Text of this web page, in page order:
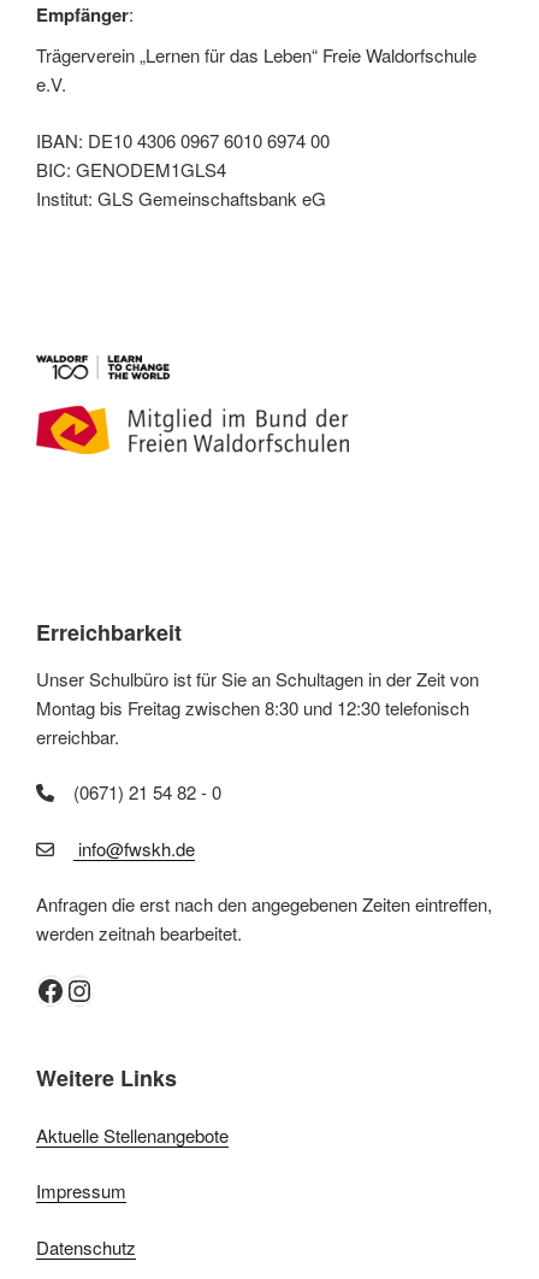
Empfänger:
Trägerverein „Lernen für das Leben“ Freie Waldorfschule
e.V.
IBAN: DE10 4306 0967 6010 6974 00
BIC: GENODEM1GLS4
Institut: GLS Gemeinschaftsbank eG
Erreichbarkeit
Unser Schulbüro ist für Sie an Schultagen in der Zeit von
Montag bis Freitag zwischen 8:30 und 12:30 telefonisch
erreichbar.
(0671) 21 54 82 - 0
info@fwskh.de
Anfragen die erst nach den angegebenen Zeiten eintreffen,
werden zeitnah bearbeitet.
Facebook Instagram
Weitere Links
Aktuelle Stellenangebote
Impressum
Datenschutz